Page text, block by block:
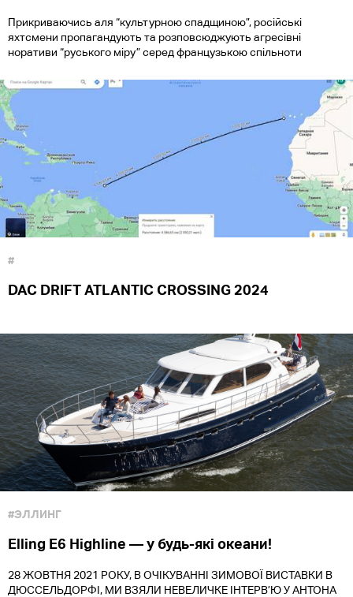
Прикриваючись аля “культурною спадщиною”, російські
яхтсмени пропагандують та розповсюджують агресівні
норативи “руського міру” серед французькою спільноти
#
DAC DRIFT ATLANTIC CROSSING 2024
#ЭЛЛИНГ
Elling E6 Highline — у будь-які океани!
28 ЖОВТНЯ 2021 РОКУ, В ОЧІКУВАННІ ЗИМОВОЇ ВИСТАВКИ В
ДЮССЕЛЬДОРФІ, МИ ВЗЯЛИ НЕВЕЛИЧКЕ ІНТЕРВ’Ю У АНТОНА